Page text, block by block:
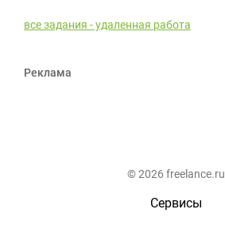
все задания - удаленная работа
Реклама
© 2026 freelance.ru
Сервисы